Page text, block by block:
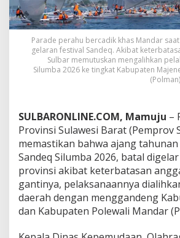
t
i
v
a
l
S
a
q
S
i
l
u
m
b
a
0
Parade perahu bercadik khas Mandar
gelaran festival Sandeq. Akibat
Sulbar memutuskan mengalihkan
Silumba 2026 ke tingkat Kabupaten
SULBARONLINE.COM, Mamuju –
Provinsi Sulawesi Barat (Pemprov
memastikan bahwa ajang
Sandeq Silumba 2026, batal
provinsi akibat keterbatasan
gantinya, pelaksanaannya
daerah dengan menggandeng
dan Kabupaten Polewali Mandar